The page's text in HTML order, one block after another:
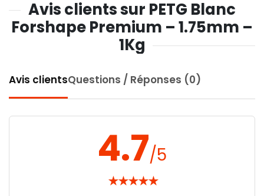
Avis clients sur PETG Blanc
Forshape Premium – 1.75mm –
1Kg
Avis clientsQuestions / Réponses (0)
4.7/5
★★★★★